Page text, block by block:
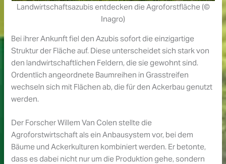
Landwirtschaftsazubis entdecken die Agroforstfläche (©
Inagro)
Bei ihrer Ankunft fiel den Azubis sofort die einzigartige
Struktur der Fläche auf. Diese unterscheidet sich stark von
den landwirtschaftlichen Feldern, die sie gewohnt sind.
Ordentlich angeordnete Baumreihen in Grasstreifen
wechseln sich mit Flächen ab, die für den Ackerbau genutzt
werden.
Der Forscher Willem Van Colen stellte die
Agroforstwirtschaft als ein Anbausystem vor, bei dem
Bäume und Ackerkulturen kombiniert werden. Er betonte,
dass es dabei nicht nur um die Produktion gehe, sondern